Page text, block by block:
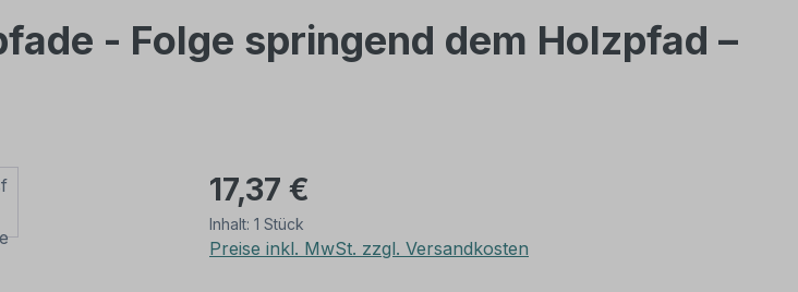
- Folge springend dem Holzpfad –
17,37 €
Inhalt: 1 Stück
Preise inkl. MwSt. zzgl. Versandkosten